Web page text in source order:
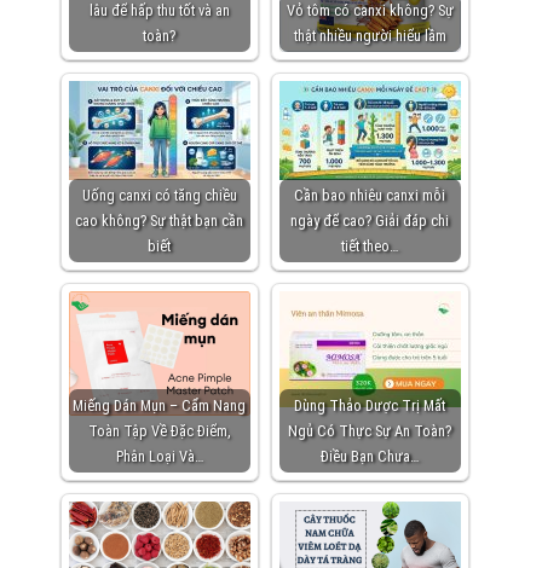
lâu để hấp thu tốt và an
toàn?
Vỏ tôm có canxi không? Sự
thật nhiều người hiểu lầm
Uống canxi có tăng chiều
cao không? Sự thật bạn cần
biết
Cần bao nhiêu canxi mỗi
ngày để cao? Giải đáp chi
tiết theo…
Miếng Dán Mụn – Cẩm Nang
Toàn Tập Về Đặc Điểm,
Phân Loại Và…
Dùng Thảo Dược Trị Mất
Ngủ Có Thực Sự An Toàn?
Điều Bạn Chưa…